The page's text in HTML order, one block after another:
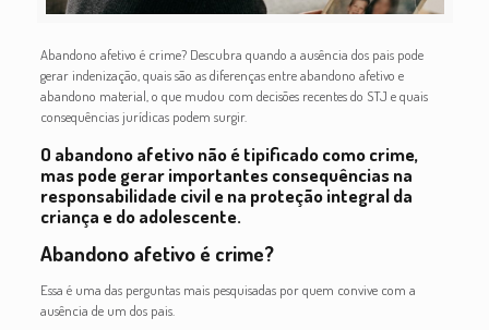
Abandono afetivo é crime? Descubra quando a ausência dos pais pode
gerar indenização, quais são as diferenças entre abandono afetivo e
abandono material, o que mudou com decisões recentes do STJ e quais
consequências jurídicas podem surgir.
O abandono afetivo não é tipificado como crime,
mas pode gerar importantes consequências na
responsabilidade civil e na proteção integral da
criança e do adolescente.
Abandono afetivo é crime?
Essa é uma das perguntas mais pesquisadas por quem convive com a
ausência de um dos pais.